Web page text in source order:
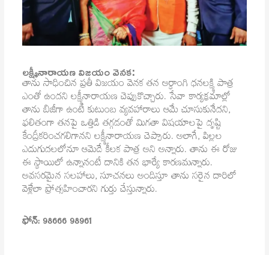
లక్ష్మీనారాయణ విజయం వెనక:
తాను సాధించిన ప్రతీ విజయం వెనక తన అర్ధాంగి ధనలక్ష్మి పాత్ర
ఎంతో ఉందని లక్ష్మీనారాయణ చెప్పుకొచ్చారు. సేవా కార్యక్రమాల్లో
తాను బిజీగా ఉంటే కుటుంబ వ్యవహారాలు ఆమే చూసుకునేదని,
ఫలితంగా తనపై ఒత్తిడి తగ్గడంతో మిగతా విషయాలపై దృష్టి
కేంద్రీకరించగలిగానని లక్ష్మీనారాయణ చెప్పారు. అలాగే, పిల్లల
ఎదుగుదలలోనూ ఆమెదే కీలక పాత్ర అని అన్నారు. తాను ఈ రోజు
ఈ స్థాయిలో ఉన్నానంటే దానికి తన భార్యే కారణమన్నారు.
అవసరమైన సలహాలు, సూచనలు అందిస్తూ తాను సరైన దారిలో
వెళ్లేలా ప్రోత్సహించారని గుర్తు చేస్తున్నారు.
ఫోన్: 98666 98961